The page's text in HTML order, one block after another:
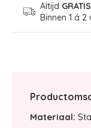
Altijd
Binnen 1 á
Materiaal: